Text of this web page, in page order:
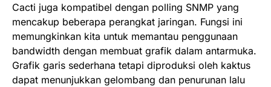
Cacti juga kompatibel dengan polling SNMP yang
mencakup beberapa perangkat jaringan. Fungsi ini
memungkinkan kita untuk memantau penggunaan
bandwidth dengan membuat grafik dalam antarmuka.
Grafik garis sederhana tetapi diproduksi oleh kaktus
dapat menunjukkan gelombang dan penurunan lalu